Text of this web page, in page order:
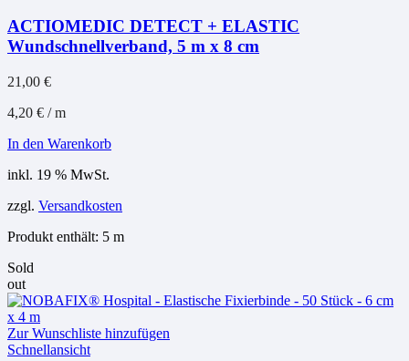
ACTIOMEDIC DETECT + ELASTIC
Wundschnellverband, 5 m x 8 cm
21,00 €
4,20 € /m
In den Warenkorb
inkl. 19 % MwSt.
zzgl. Versandkosten
Produkt enthält: 5 m
Sold
out
Zur Wunschliste hinzufügen
Schnellansicht